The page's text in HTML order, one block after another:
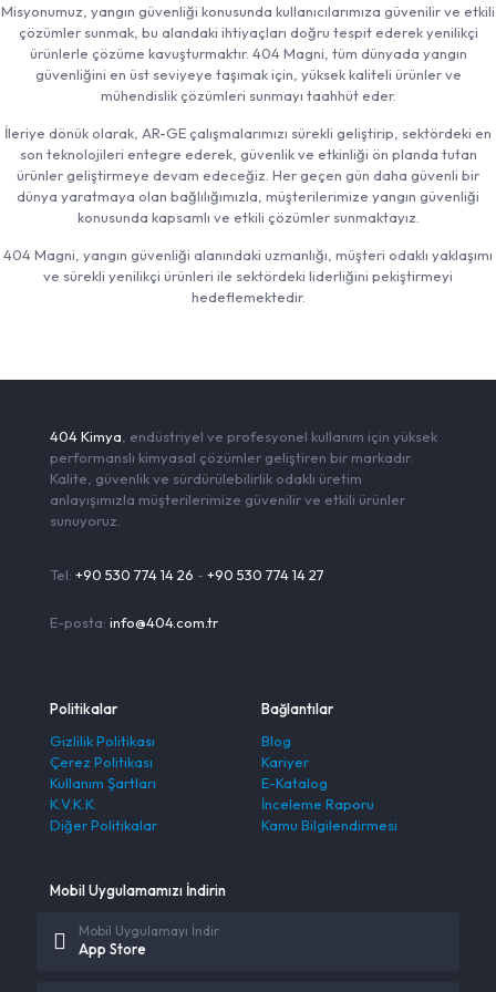
Misyonumuz, yangın güvenliği konusunda kullanıcılarımıza güvenilir ve etkili
çözümler sunmak, bu alandaki ihtiyaçları doğru tespit ederek yenilikçi
ürünlerle çözüme kavuşturmaktır. 404 Magni, tüm dünyada yangın
güvenliğini en üst seviyeye taşımak için, yüksek kaliteli ürünler ve
mühendislik çözümleri sunmayı taahhüt eder.
İleriye dönük olarak, AR-GE çalışmalarımızı sürekli geliştirip, sektördeki en
son teknolojileri entegre ederek, güvenlik ve etkinliği ön planda tutan
ürünler geliştirmeye devam edeceğiz. Her geçen gün daha güvenli bir
dünya yaratmaya olan bağlılığımızla, müşterilerimize yangın güvenliği
konusunda kapsamlı ve etkili çözümler sunmaktayız.
404 Magni, yangın güvenliği alanındaki uzmanlığı, müşteri odaklı yaklaşımı
ve sürekli yenilikçi ürünleri ile sektördeki liderliğini pekiştirmeyi
hedeflemektedir.
404 Kimya , endüstriyel ve profesyonel kullanım için yüksek
performanslı kimyasal çözümler geliştiren bir markadır.
Kalite, güvenlik ve sürdürülebilirlik odaklı üretim
anlayışımızla müşterilerimize güvenilir ve etkili ürünler
sunuyoruz.
Tel: +90 530 774 14 26 - +90 530 774 14 27
E-posta: info@404.com.tr
Politikalar
Gizlilik Politikası
Çerez Politikası
Kullanım Şartları
K.V.K.K.
Diğer Politikalar
Bağlantılar
Blog
Kariyer
E-Katalog
İnceleme Raporu
Kamu Bilgilendirmesi
Mobil Uygulamamızı İndirin
App Store
Mobil Uygulamayı İndir